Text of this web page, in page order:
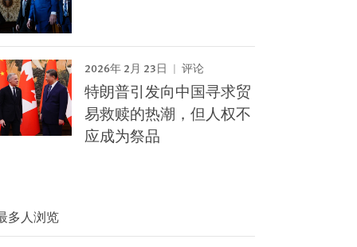
2026年 2月 23日 评论
特朗普引发向中国寻求贸
易救赎的热潮，但人权不
应成为祭品
多人浏览